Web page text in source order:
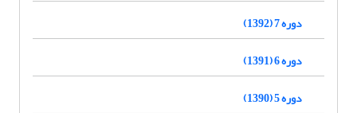
دوره 7 (1392)
دوره 6 (1391)
دوره 5 (1390)